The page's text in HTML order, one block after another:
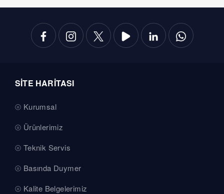
SİTE HARİTASI
Kurumsal
Ürünlerimiz
Teknik Servis
Basında Duymer
Kalite Belgelerimiz